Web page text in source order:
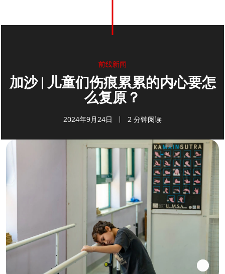
前线新闻
加沙 | 儿童们伤痕累累的内心要怎
么复原？
2024年9月24日 2 分钟阅读